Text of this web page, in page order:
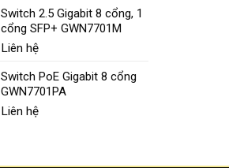
Switch 2.5 Gigabit 8 cổng, 1
cổng SFP+ GWN7701M
Liên hệ
Switch PoE Gigabit 8 cổng
GWN7701PA
Liên hệ